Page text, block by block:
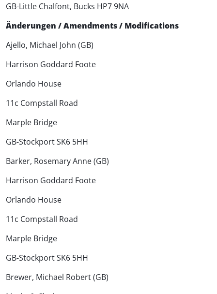
GB-Little Chalfont, Bucks HP7 9NA
Änderungen / Amendments / Modifications
Ajello, Michael John (GB)
Harrison Goddard Foote
Orlando House
11c Compstall Road
Marple Bridge
GB-Stockport SK6 5HH
Barker, Rosemary Anne (GB)
Harrison Goddard Foote
Orlando House
11c Compstall Road
Marple Bridge
GB-Stockport SK6 5HH
Brewer, Michael Robert (GB)